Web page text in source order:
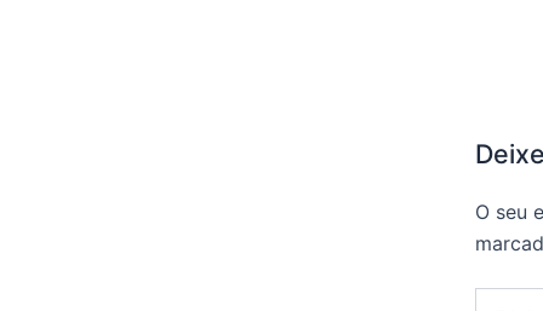
O seu